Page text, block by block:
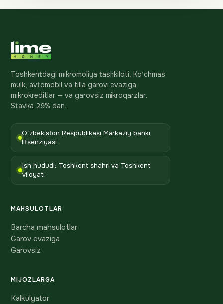
Toshkentdagi mikromoliya tashkiloti. Ko'chmas
mulk, avtomobil va tilla garovi evaziga
mikrokreditlar — va garovsiz mikroqarzlar.
Stavka 29% dan.
O'zbekiston Respublikasi Markaziy banki
litsenziyasi
Ish hududi: Toshkent shahri va Toshkent
viloyati
MAHSULOTLAR
Barcha mahsulotlar
Garov evaziga
Garovsiz
MIJOZLARGA
Kalkulyator